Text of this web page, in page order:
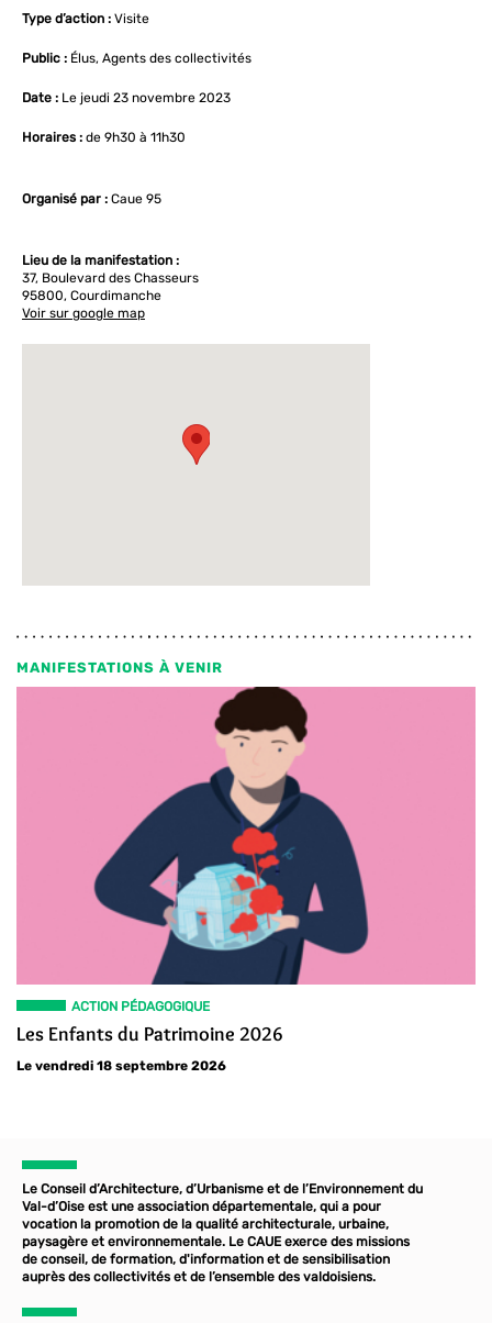
Type d’action : Visite
Public : Élus, Agents des collectivités
Date : Le jeudi 23 novembre 2023
Horaires : de 9h30 à 11h30
Organisé par : Caue 95
Lieu de la manifestation :
37, Boulevard des Chasseurs
95800, Courdimanche
Voir sur google map
MANIFESTATIONS À VENIR
ACTION PÉDAGOGIQUE
Les Enfants du Patrimoine 2026
Le vendredi 18 septembre 2026
Le Conseil d’Architecture, d’Urbanisme et de l’Environnement du
Val-d’Oise est une association départementale, qui a pour
vocation la promotion de la qualité architecturale, urbaine,
paysagère et environnementale. Le CAUE exerce des missions
de conseil, de formation, d'information et de sensibilisation
auprès des collectivités et de l’ensemble des valdoisiens.